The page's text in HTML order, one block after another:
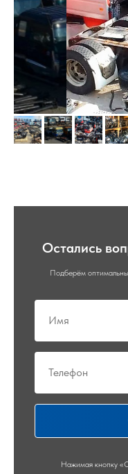
Остались
Подберём
Нажимая кнопку